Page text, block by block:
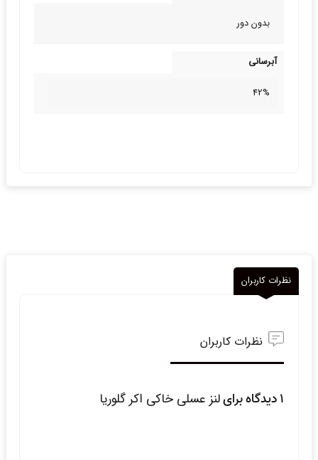
بدون دور
آبرسانی
42%
نظرات کاربران
نظرات کاربران
1 دیدگاه برای لنز عسلی خاکی اکر گلوریا